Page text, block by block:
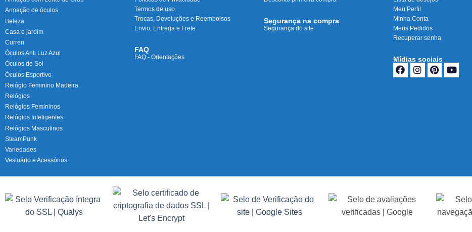
Armação de óculos
Beleza
Casa e jardim
Curren
Óculos Anti Luz Azul
Óculos de Sol
Óculos Esportivo
Relógio Feminino Madeira
Relógios
Relógios Femininos
Relógios Inteligentes
Relógios Masculinos
SteamPunk
Variedades
Vestuário e Acessórios
Termos de uso
Trocas, Devoluções e Reembolsos
Envio, Entrega e Frete
FAQ
FAQ - Orientações
Segurança na compra
Segurança do site
Meu Perfil
Minha Conta
Meus Pedidos
Recuperar senha
Mídias sociais